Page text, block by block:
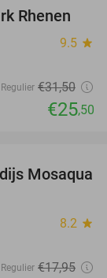
19%
Rhenen
9.5 star
Regulier €31,50
€25,50
25%
Mosaqua
8.2 star
Regulier €17,95